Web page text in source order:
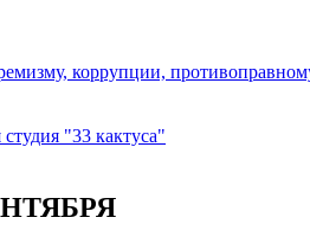
коррупции,
"33 кактуса"